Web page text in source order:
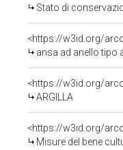
Stato di
<https://w3id.org/
ansa ad anello tipo
<https://w3id.org/
ARGILLA
<https://w3id.org/
Misure del bene